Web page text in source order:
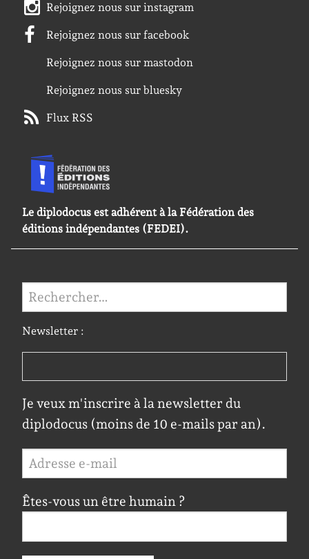
Rejoignez nous sur instagram
Rejoignez nous sur facebook
Rejoignez nous sur mastodon
Rejoignez nous sur bluesky
Flux RSS
Le diplodocus est adhérent à la Fédération des
éditions indépendantes (FEDEI).
Rechercher :
Newsletter :
Je veux m'inscrire à la newsletter du
diplodocus (moins de 10 e-mails par an).
Êtes-vous un être humain ?